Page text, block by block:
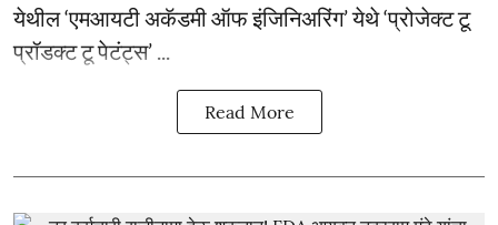
येथील ‘एमआयटी अकॅडमी ऑफ इंजिनिअरिंग’ येथे ‘प्रोजेक्ट टू
प्रॉडक्ट टू पेटंट्स’ ...
Read More